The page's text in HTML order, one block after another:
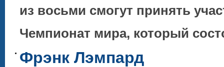
из восьми смогут принять
Чемпионат мира, который
Фрэнк Лэмпард